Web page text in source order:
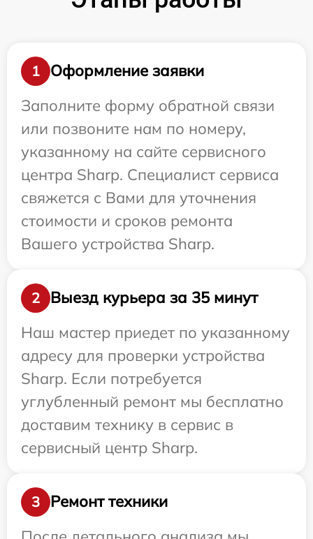
1
Оформление заявки
Заполните форму обратной связи
или позвоните нам по номеру,
указанному на сайте сервисного
центра Sharp. Специалист сервиса
свяжется с Вами для уточнения
стоимости и сроков ремонта
Вашего устройства Sharp.
2
Выезд курьера за 35 минут
Наш мастер приедет по указанному
адресу для проверки устройства
Sharp. Если потребуется
углубленный ремонт мы бесплатно
доставим технику в сервис в
сервисный центр Sharp.
3
Ремонт техники